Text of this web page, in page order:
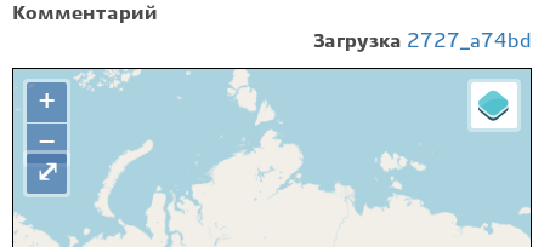
Комментарий
Загрузка 2727_a74bd
+
−
⤢